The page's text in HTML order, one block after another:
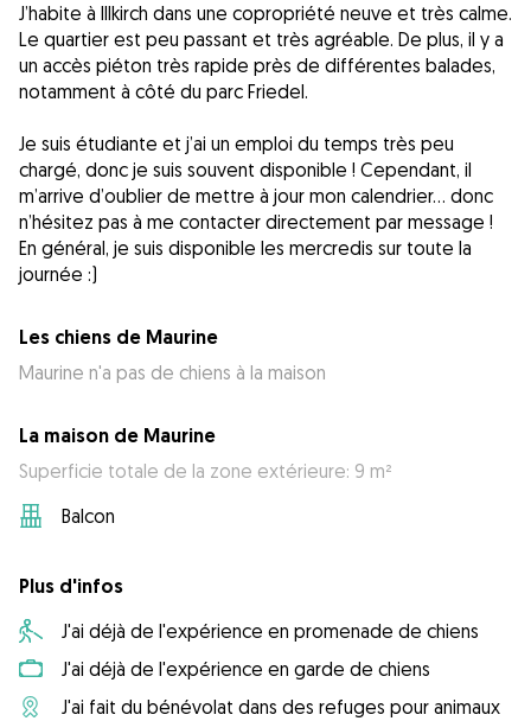
J’habite à Illkirch dans une copropriété neuve et très calme.
Le quartier est peu passant et très agréable. De plus, il y a
un accès piéton très rapide près de différentes balades,
notamment à côté du parc Friedel.
Je suis étudiante et j’ai un emploi du temps très peu
chargé, donc je suis souvent disponible ! Cependant, il
m’arrive d’oublier de mettre à jour mon calendrier… donc
n’hésitez pas à me contacter directement par message !
En général, je suis disponible les mercredis sur toute la
journée :)
Les chiens de Maurine
Maurine n'a pas de chiens à la maison
La maison de Maurine
Superficie totale de la zone extérieure: 9 m²
Balcon
Plus d'infos
J'ai déjà de l'expérience en promenade de chiens
J'ai déjà de l'expérience en garde de chiens
J'ai fait du bénévolat dans des refuges pour animaux